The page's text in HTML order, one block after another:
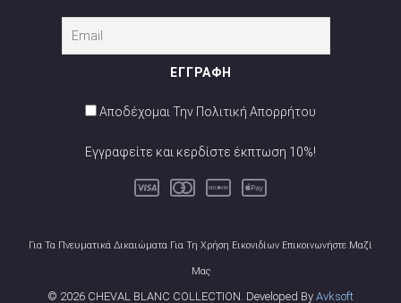
Αποδέχομαι Την Πολιτική Απορρήτου
Εγγραφείτε και κερδίστε έκπτωση 10%!
Για Τα Πνευματικά Δικαιώματα Για Τη Χρήση Εικονιδίων Επικοινωνήστε Μαζί
Μας
© 2026 CHEVAL BLANC COLLECTION. Developed By Avksoft